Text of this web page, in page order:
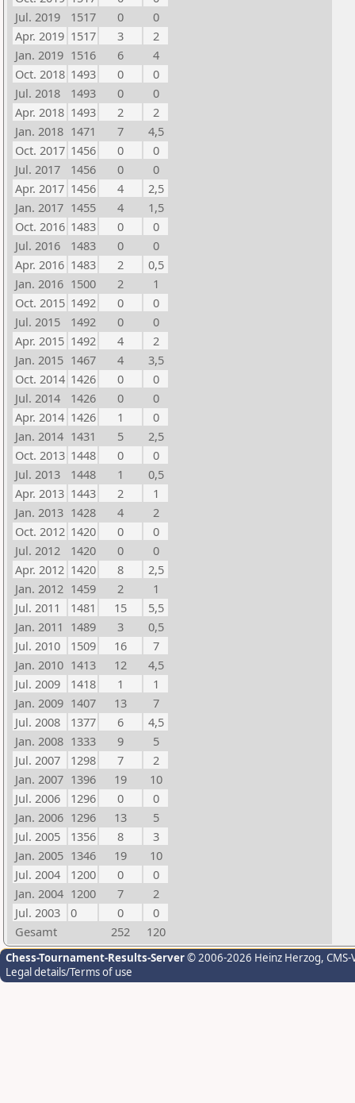
Jul. 2019
1517 0
0
Apr. 2019 1517 3
2
Jan. 2019 1516 6
4
Oct. 2018 1493 0
0
Jul. 2018
1493 0
0
Apr. 2018 1493 2
2
Jan. 2018 1471 7
4,5
Oct. 2017 1456 0
0
Jul. 2017
1456 0
0
Apr. 2017 1456 4
2,5
Jan. 2017 1455 4
1,5
Oct. 2016 1483 0
0
Jul. 2016
1483 0
0
Apr. 2016 1483 2
0,5
Jan. 2016 1500 2
1
Oct. 2015 1492 0
0
Jul. 2015
1492 0
0
Apr. 2015 1492 4
2
Jan. 2015 1467 4
3,5
Oct. 2014 1426 0
0
Jul. 2014
1426 0
0
Apr. 2014 1426 1
0
Jan. 2014 1431 5
2,5
Oct. 2013 1448 0
0
Jul. 2013
1448 1
0,5
Apr. 2013 1443 2
1
Jan. 2013 1428 4
2
Oct. 2012 1420 0
0
Jul. 2012
1420 0
0
Apr. 2012 1420 8
2,5
Jan. 2012 1459 2
1
Jul. 2011
1481 15
5,5
Jan. 2011 1489 3
0,5
Jul. 2010
1509 16
7
Jan. 2010 1413 12
4,5
Jul. 2009
1418 1
1
Jan. 2009 1407 13
7
Jul. 2008
1377 6
4,5
Jan. 2008 1333 9
5
Jul. 2007
1298 7
2
Jan. 2007 1396 19
10
Jul. 2006
1296 0
0
Jan. 2006 1296 13
5
Jul. 2005
1356 8
3
Jan. 2005 1346 19
10
Jul. 2004
1200 0
0
Jan. 2004 1200 7
2
Jul. 2003
0 0
0
Gesamt
252 120
Chess-Tournament-Results-Server© 2006-2026 Heinz Herzog,
Legal details/Terms of use